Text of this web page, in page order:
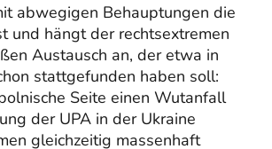
abwegigen Behauptungen die
und hängt der rechtsextremen
Austausch an, der etwa in
stattgefunden haben soll:
Seite einen Wutanfall
der UPA in der Ukraine
gleichzeitig massenhaft